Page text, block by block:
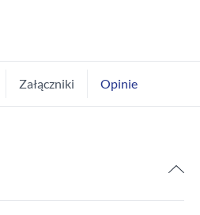
Załączniki Opinie